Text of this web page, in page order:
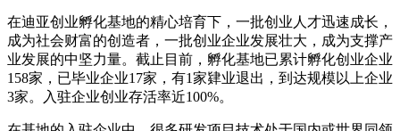
在迪亚创业孵化基地的精心培育下，一批创业人才迅速成长，
成为社会财富的创造者，一批创业企业发展壮大，成为支撑产
业发展的中坚力量。截止目前，孵化基地已累计孵化创业企业
158家，已毕业企业17家，有1家肄业退出，到达规模以上企业
3家。入驻企业创业存活率近100%。